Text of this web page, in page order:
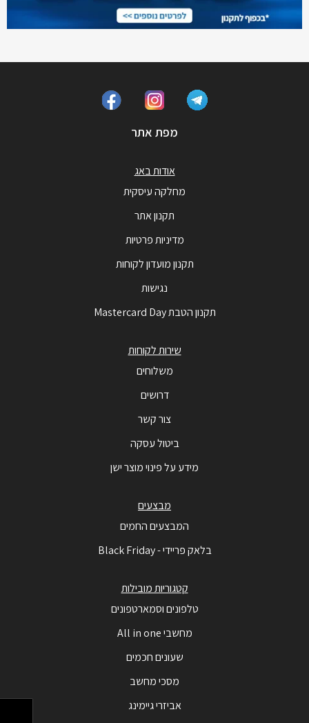
מפת אתר
אודות באג
מחלקה עיסקית
תקנון אתר
מדיניות פרטיות
תקנון מועדון לקוחות
נגישות
תקנון הטבת Mastercard Day
שירות לקוחות
משלוחים
דרושים
צור קשר
ביטול עסקה
מידע על פינוי מוצר ישן
מבצעים
המבצעים החמים
בלאק פריידי - Black Friday
קטגוריות מובילות
טלפונים וסמארטפונים
מחשבי All in one
שעונים חכמים
מסכי מחשב
אביזרי גיימינג